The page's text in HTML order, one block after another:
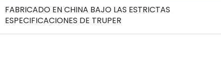
FABRICADO EN CHINA BAJO LAS ESTRICTAS
ESPECIFICACIONES DE TRUPER